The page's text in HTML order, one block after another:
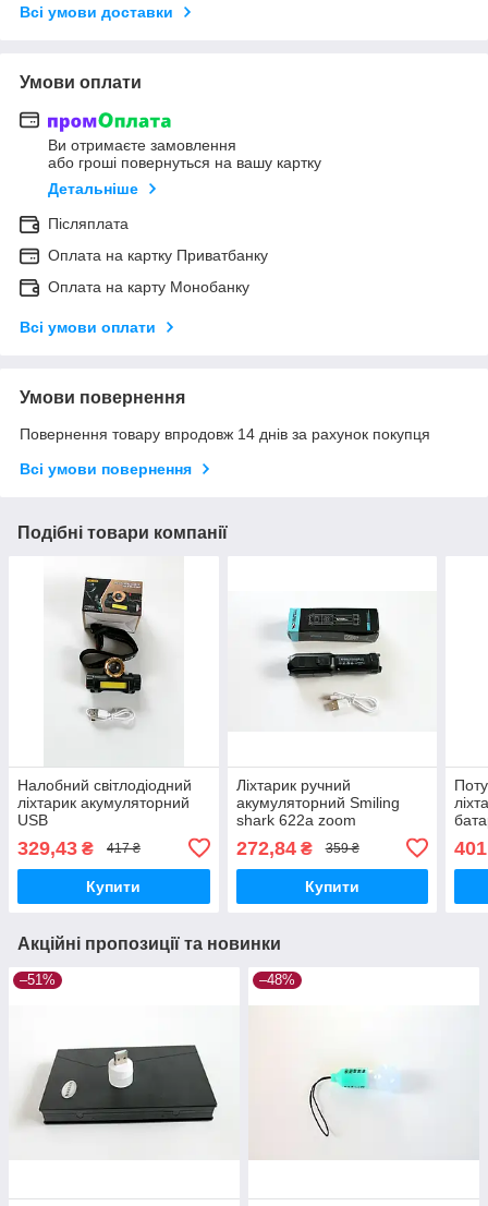
Всі умови доставки
Умови оплати
Ви отримаєте замовлення
або гроші повернуться на вашу картку
Детальніше
Післяплата
Оплата на картку Приватбанку
Оплата на карту Монобанку
Всі умови оплати
Умови повернення
Повернення товару впродовж 14 днів за рахунок покупця
Всі умови повернення
Подібні товари компанії
Налобний світлодіодний
ліхтарик акумуляторний
USB
329,43 ₴ 417 ₴
Купити
Ліхтарик ручний
акумуляторний Smiling
shark 622a zoom
272,84₴ 359 ₴
Купити
Акційні пропозиції та новинки
–51% –48%